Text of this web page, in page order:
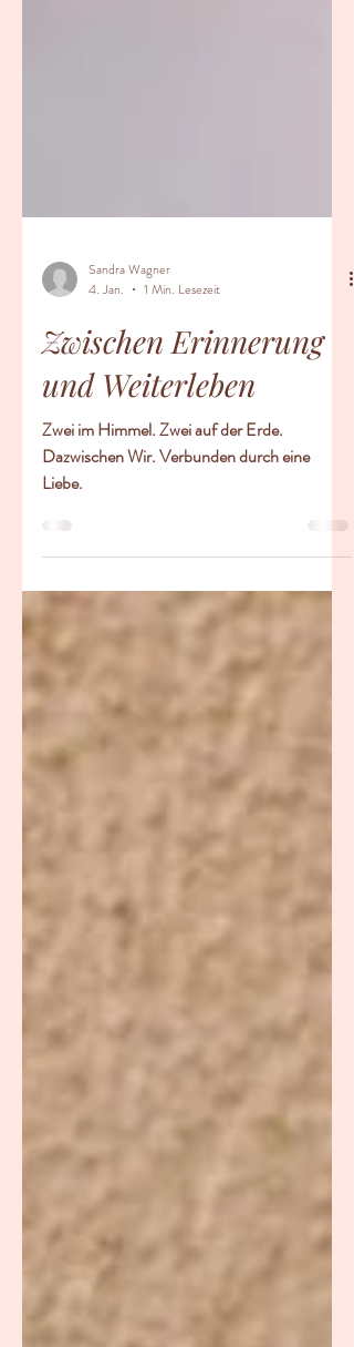
Sandra Wagner
4. Jan.
1 Min. Lesezeit
Zwischen Erinnerung
und Weiterleben
Zwei im Himmel. Zwei auf der Erde.